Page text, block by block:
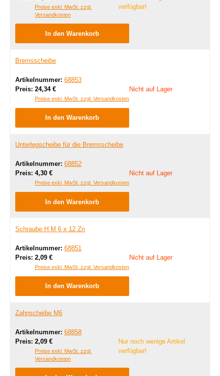
Preise exkl. MwSt. zzgl.
Versandkosten
verfügbar!
In den Warenkorb
Bremsscheibe
Artikelnummer: 68853
Preis: Regulärer Preis:
24,34 €
Preise exkl. MwSt. zzgl. Versandkosten
Nicht auf Lager
In den Warenkorb
Unterlegscheibe für die Bremsscheibe
Artikelnummer: 68852
Preis: Regulärer Preis:
4,30 €
Preise exkl. MwSt. zzgl. Versandkosten
Nicht auf Lager
In den Warenkorb
Schraube H M 6 x 12 Zn
Artikelnummer: 68851
Preis: Regulärer Preis:
2,09 €
Preise exkl. MwSt. zzgl. Versandkosten
Nicht auf Lager
In den Warenkorb
Zahnscheibe M6
Artikelnummer: 68858
Preis: Regulärer Preis:
2,09 €
Preise exkl. MwSt. zzgl.
Versandkosten
Nur noch wenige Artikel
verfügbar!